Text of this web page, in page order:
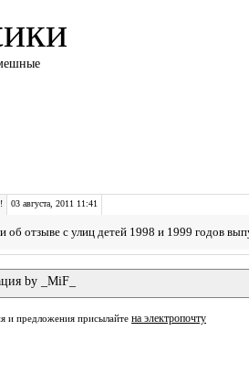
03 августа, 2011 11:41
отзыве с улиц детей 1998 и 1999 годов
by _MiF_
и предложения присылайте на электропочту